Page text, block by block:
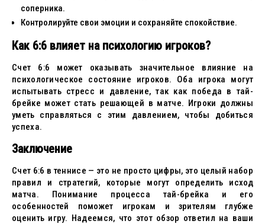
соперника.
Контролируйте свои эмоции и сохраняйте спокойствие.
Как 6:6 влияет на психологию игроков?
Счет 6:6 может оказывать значительное влияние на
психологическое состояние игроков. Оба игрока могут
испытывать стресс и давление, так как победа в тай-
брейке может стать решающей в матче. Игроки должны
уметь справляться с этим давлением, чтобы добиться
успеха.
Заключение
Счет 6:6 в теннисе — это не просто цифры, это целый набор
правил и стратегий, которые могут определить исход
матча. Понимание процесса тай-брейка и его
особенностей поможет игрокам и зрителям глубже
оценить игру. Надеемся, что этот обзор ответил на ваши